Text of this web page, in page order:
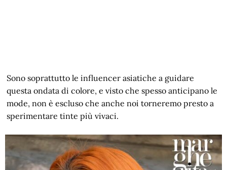
Sono soprattutto le influencer asiatiche a guidare
questa ondata di colore, e visto che spesso anticipano le
mode, non è escluso che anche noi torneremo presto a
sperimentare tinte più vivaci.